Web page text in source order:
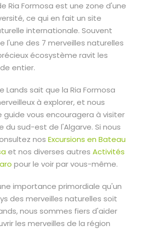
Ria Formosa est une zone d'une
ce qui en fait un site
internationale. Souvent
l'une des 7 merveilles naturelles
écosystème ravit les
entier.
Lands sait que la Ria Formosa
à explorer, et nous
guide vous encouragera à visiter
du sud-est de l'Algarve. Si nous
nos Excursions en Bateau
et nos diverses autres Activités
pour le voir par vous-même.
importance primordiale qu'un
des merveilles naturelles soit
nous sommes fiers d'aider
les merveilles de la région